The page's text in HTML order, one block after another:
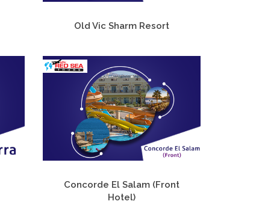
Old Vic Sharm Resort
Concorde El Salam (Front
Hotel)